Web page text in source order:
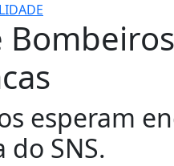
esperam
do SNS.